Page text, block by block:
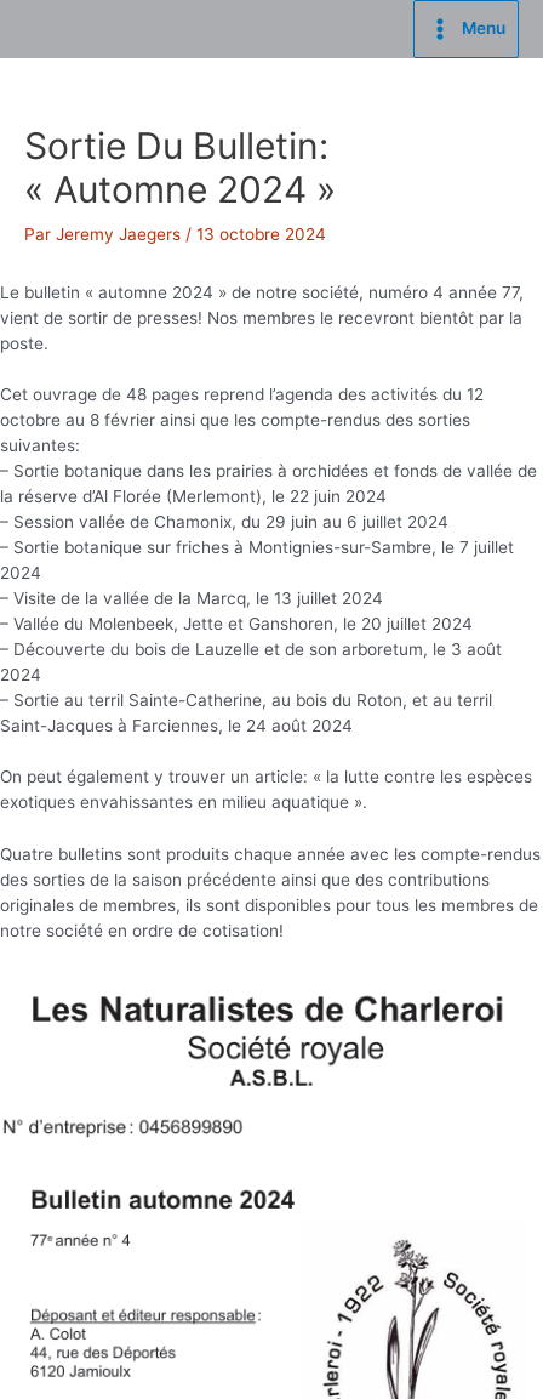
contenu
Main
Menu
Sortie Du Bulletin:
« Automne 2024 »
Par Jeremy Jaegers / 13 octobre 2024
Le bulletin « automne 2024 » de notre société, numéro 4 année 77,
vient de sortir de presses! Nos membres le recevront bientôt par la
poste.
Cet ouvrage de 48 pages reprend l’agenda des activités du 12
octobre au 8 février ainsi que les compte-rendus des sorties
suivantes:
– Sortie botanique dans les prairies à orchidées et fonds de vallée de
la réserve d’Al Florée (Merlemont), le 22 juin 2024
– Session vallée de Chamonix, du 29 juin au 6 juillet 2024
– Sortie botanique sur friches à Montignies-sur-Sambre, le 7 juillet
2024
– Visite de la vallée de la Marcq, le 13 juillet 2024
– Vallée du Molenbeek, Jette et Ganshoren, le 20 juillet 2024
– Découverte du bois de Lauzelle et de son arboretum, le 3 août
2024
– Sortie au terril Sainte-Catherine, au bois du Roton, et au terril
Saint-Jacques à Farciennes, le 24 août 2024
On peut également y trouver un article: « la lutte contre les espèces
exotiques envahissantes en milieu aquatique ».
Quatre bulletins sont produits chaque année avec les compte-rendus
des sorties de la saison précédente ainsi que des contributions
originales de membres, ils sont disponibles pour tous les membres de
notre société en ordre de cotisation!